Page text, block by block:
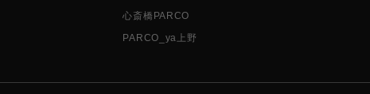
心斎橋PARCO
PARCO_ya上野